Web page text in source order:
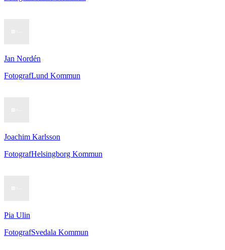
Jan Nordén
FotografLund Kommun
Joachim Karlsson
FotografHelsingborg Kommun
Pia Ulin
FotografSvedala Kommun